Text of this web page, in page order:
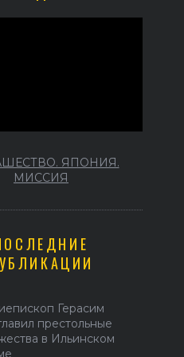
совершил Литургию в
ЯПОНИЯ.
МИССИЯ
Герасим
престольные
в Ильинском